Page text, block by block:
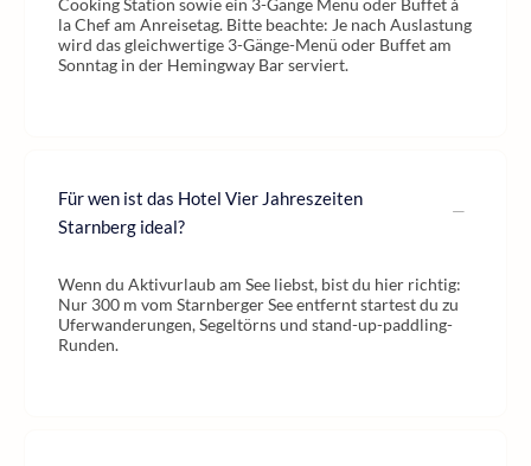
Cooking Station sowie ein 3-Gänge Menü oder Buffet à
la Chef am Anreisetag. Bitte beachte: Je nach Auslastung
wird das gleichwertige 3-Gänge-Menü oder Buffet am
Sonntag in der Hemingway Bar serviert.
Für wen ist das Hotel Vier Jahreszeiten
Starnberg ideal?
Wenn du Aktivurlaub am See liebst, bist du hier richtig:
Nur 300 m vom Starnberger See entfernt startest du zu
Uferwanderungen, Segeltörns und stand-up-paddling-
Runden.